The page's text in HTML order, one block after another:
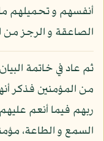
أنفسهم و تحميلهم
الصاعقة و الرجز من
ثم عاد في خاتمة
من المؤمنين فذكر
ربهم فيما أنعم عليهم
السمع و الطاعة،